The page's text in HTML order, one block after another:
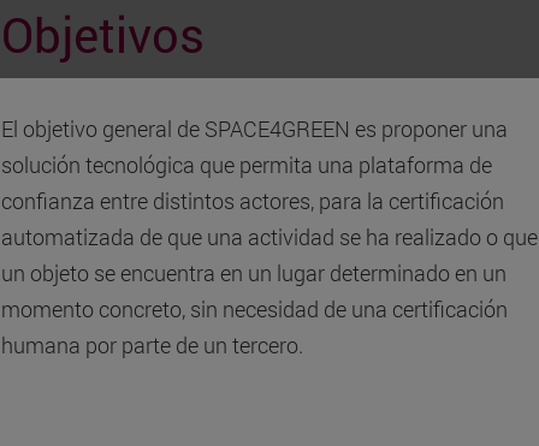
Objetivos
El objetivo general de SPACE4GREEN es proponer una
solución tecnológica que permita una plataforma de
confianza entre distintos actores, para la certificación
automatizada de que una actividad se ha realizado o que
un objeto se encuentra en un lugar determinado en un
momento concreto, sin necesidad de una certificación
humana por parte de un tercero.